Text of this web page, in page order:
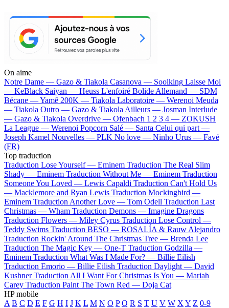
On aime
Notre Dame — Gazo & Tiakola Casanova — Soolking Laisse Moi
— KeBlack Saiyan — Heuss L'enfoiré Bolide Allemand — SDM
Bécane —Yamê 200K — Tiakola Laboratoire — Werenoi Meuda
— Tiakola Outro — Gazo & Tiakola Ailleurs — Josman Interlude
— Gazo & Tiakola Overdrive — Ofenbach 1 2 3 4 — ZOKUSH
La League — Werenoi Popcorn Salé — Santa Celui qui part —
Joseph Kamel Nouvelles — PLK No love — Ninho Urus — Favé
(FR)
Top traduction
Traduction Lose Yourself — Eminem Traduction The Real Slim
Shady — Eminem Traduction Without Me — Eminem Traduction
Someone You Loved — Lewis Capaldi Traduction Can't Hold Us
— Macklemore and Ryan Lewis Traduction Mockingbird —
Eminem Traduction Another Love — Tom Odell Traduction Last
Christmas — Wham Traduction Demons — Imagine Dragons
Traduction Flowers — Miley Cyrus Traduction Lose Control —
Teddy Swims Traduction BESO — ROSALÍA & Rauw Alejandro
Traduction Rockin' Around The Christmas Tree — Brenda Lee
Traduction The Magic Key — One-T Traduction Godzilla —
Eminem Traduction What Was I Made For? — Billie Eilish
Traduction Emorio — Billie Eilish Traduction Daylight — David
Kushner Traduction All I Want For Christmas Is You — Mariah
Carey Traduction Paint The Town Red — Doja Cat
HP mobile
A B C D E F G H I J K L M N O P Q R S T U V W X Y Z 0-9